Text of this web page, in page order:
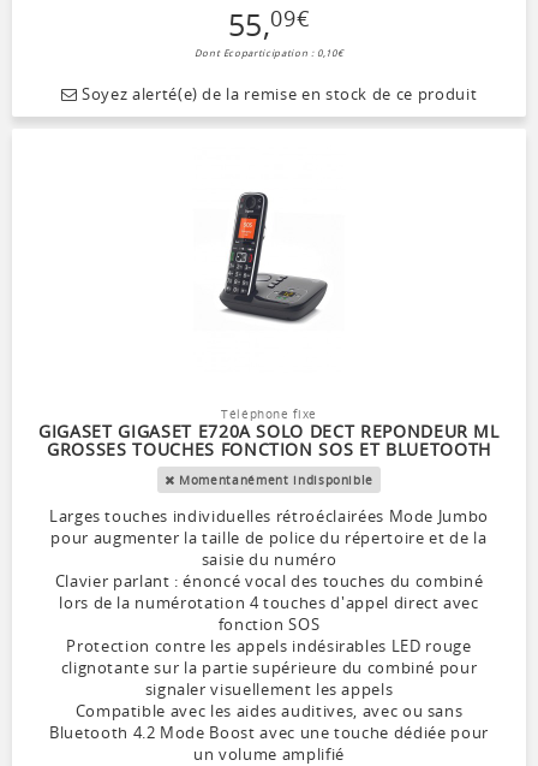
55,09€
Dont Ecoparticipation : 0,10€
Soyez alerté(e) de la remise en stock de ce produit
Téléphone fixe
GIGASET GIGASET E720A SOLO DECT REPONDEUR ML
GROSSES TOUCHES FONCTION SOS ET BLUETOOTH
Momentanément indisponible
Larges touches individuelles rétroéclairées Mode Jumbo
pour augmenter la taille de police du répertoire et de la
saisie du numéro
Clavier parlant : énoncé vocal des touches du combiné
lors de la numérotation 4 touches d'appel direct avec
fonction SOS
Protection contre les appels indésirables LED rouge
clignotante sur la partie supérieure du combiné pour
signaler visuellement les appels
Compatible avec les aides auditives, avec ou sans
Bluetooth 4.2 Mode Boost avec une touche dédiée pour
un volume amplifié